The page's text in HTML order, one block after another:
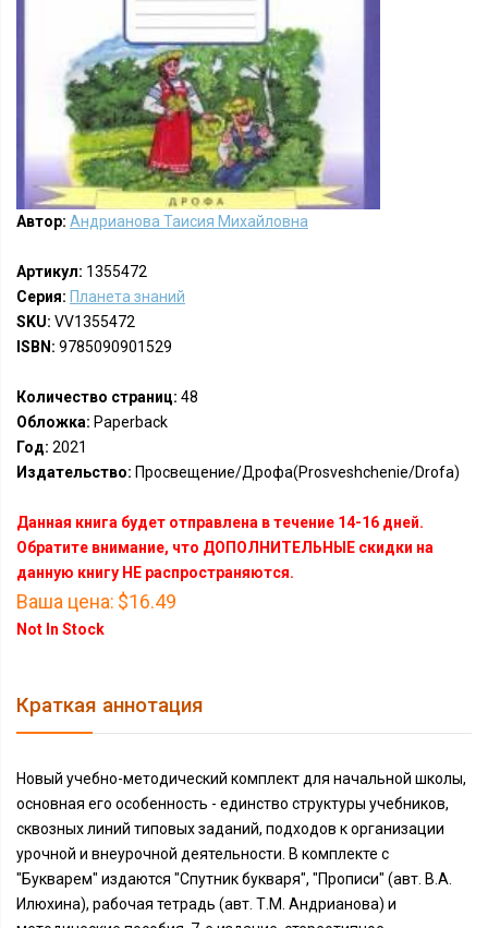
Автор: Андрианова Таисия Михайловна
Артикул: 1355472
Серия: Планета знаний
SKU: VV1355472
ISBN: 9785090901529
Количество страниц: 48
Обложка: Paperback
Год: 2021
Издательство: Просвещение/Дрофа(Prosveshchenie/Drofa)
Данная книга будет отправлена в течение 14-16 дней.
Обратите внимание, что ДОПОЛНИТЕЛЬНЫЕ скидки на
данную книгу НЕ распространяются.
Ваша цена: $16.49
Not In Stock
Краткая аннотация
Новый учебно-методический комплект для начальной школы,
основная его особенность - единство структуры учебников,
сквозных линий типовых заданий, подходов к организации
урочной и внеурочной деятельности. В комплекте с
"Букварем" издаются "Спутник букваря", "Прописи" (авт. В.А.
Илюхина), рабочая тетрадь (авт. Т.М. Андрианова) и